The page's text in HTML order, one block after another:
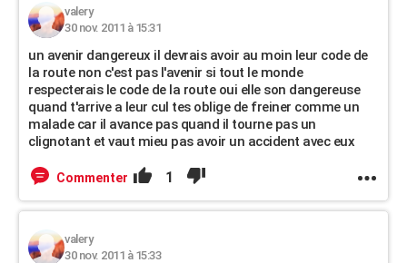
valery
30 nov. 2011 à 15:31
un avenir dangereux il devrais avoir au moin leur code de
la route non c'est pas l'avenir si tout le monde
respecterais le code de la route oui elle son dangereuse
quand t'arrive a leur cul tes oblige de freiner comme un
malade car il avance pas quand il tourne pas un
clignotant et vaut mieu pas avoir un accident avec eux
Commenter 1
valery
30 nov. 2011 à 15:33